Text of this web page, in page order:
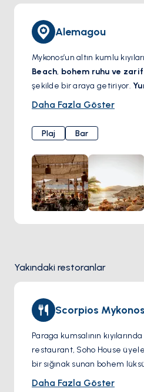
Alemagou
Mykonos’un altın kumlu
Beach, bohem ruhu ve
şekilde bir araya getiriyor.
suları ve rahat ama
Kiklad güneşinin
ritmine kapılın, ister deniz
Akdeniz mutfağınınen
Alemagou, unutulmaz anlar
güzelliğiyle lüks plaj kulübü
getiren mükemmel bir
Daha Fazla Göster
Plaj Bar
Yakındaki restoranlar
Scorpios Mykonos
Paraga kumsalının
restaurant, Soho House
bir sığınak sunan bohem
barındırıyor. Soho House
Daha Fazla Göster